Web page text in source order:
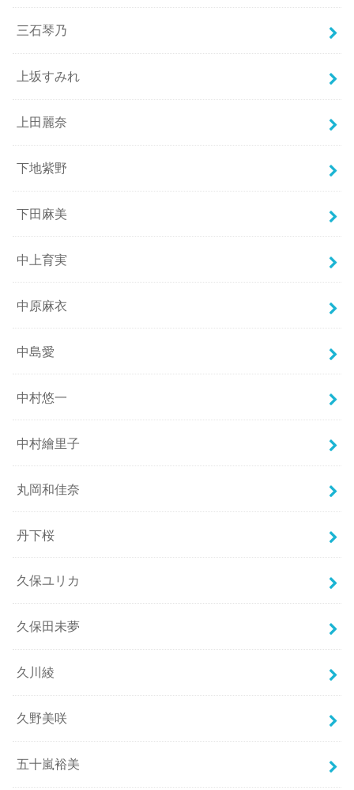
三石琴乃
上坂すみれ
上田麗奈
下地紫野
下田麻美
中上育実
中原麻衣
中島愛
中村悠一
中村繪里子
丸岡和佳奈
丹下桜
久保ユリカ
久保田未夢
久川綾
久野美咲
五十嵐裕美